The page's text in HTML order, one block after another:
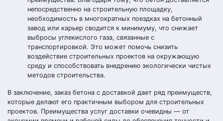
непосредственно на строительную площадку,
необходимость в многократных поездках на бетонный
завод или карьер сводится к минимуму, что снижает
выбросы углекислого газа, связанные с
транспортировкой. Это может помочь снизить
воздействие строительных проектов на окружающую
среду и способствовать внедрению экологически чистых
методов строительства.
В заключение, заказ бетона с доставкой дает ряд преимуществ,
которые делают его практичным выбором для строительных
проектов. Преимущества услуг доставки очевидны — от